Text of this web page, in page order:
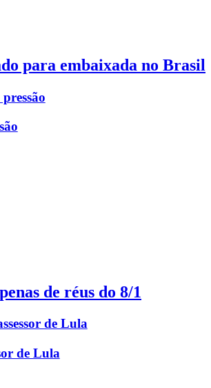
para embaixada no Brasil
de réus do 8/1
de Lula
de Lula